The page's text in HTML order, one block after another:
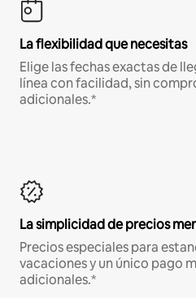
La flexibilidad que necesitas
Elige las fechas exactas de
línea con facilidad, sin
adicionales.*
La simplicidad de precios
Precios especiales para
vacaciones y un único pago
adicionales.*